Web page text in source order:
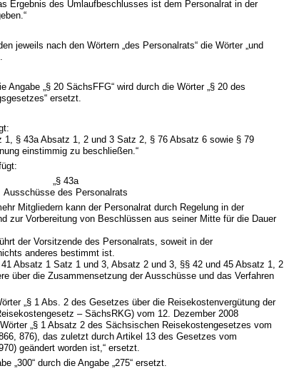
Ergebnis des Umlaufbeschlusses ist dem Personalrat in der
jeweils nach den Wörtern „des Personalrats“ die Wörter „und
Angabe „§ 20 SächsFFG“ wird durch die Wörter „§ 20 des
ersetzt.
1, § 43a Absatz 1, 2 und 3 Satz 2, § 76 Absatz 6 sowie § 79
einstimmig zu beschließen.“
„§ 43a
Ausschüsse des Personalrats
Mitgliedern kann der Personalrat durch Regelung in der
zur Vorbereitung von Beschlüssen aus seiner Mitte für die Dauer
der Vorsitzende des Personalrats, soweit in der
anderes bestimmt ist.
Absatz 1 Satz 1 und 3, Absatz 2 und 3, §§ 42 und 45 Absatz 1, 2
über die Zusammensetzung der Ausschüsse und das Verfahren
„§ 1 Abs. 2 des Gesetzes über die Reisekostenvergütung der
– SächsRKG) vom 12. Dezember 2008
„§ 1 Absatz 2 des Sächsischen Reisekostengesetzes vom
876), das zuletzt durch Artikel 13 des Gesetzes vom
geändert worden ist,“ ersetzt.
„300“ durch die Angabe „275“ ersetzt.